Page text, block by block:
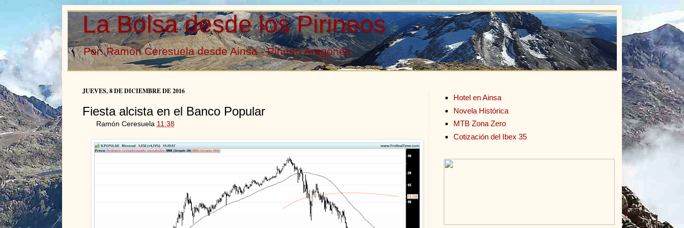
La Bolsa desde los Pirineos
Por: Ramón Ceresuela desde Ainsa - Pirineo Aragonés
JUEVES, 8 DE DICIEMBRE DE 2016
Fiesta alcista en el Banco Popular
Ramón Ceresuela 11:38
Hotel en Ainsa
Novela Histórica
MTB Zona Zero
Cotización del Ibex 35